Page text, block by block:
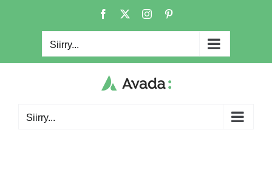
Facebook Instagram
Siirry...
Siirry...